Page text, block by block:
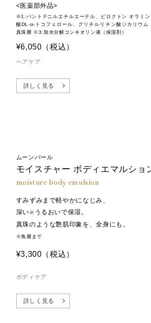
<医薬部外品>
※1:パントテニルエチルエーテル、ピロクトン オラミン
酸DL-α-トコフェロール、グリチルリチン酸ジカリウ
真珠層 ※3:加水分解コンキオリン液（保湿剤）
ヘアケア
¥6,050 （税込）
詳しく見る
ムーンパール
モイスチャー ボディエマルショ
moisture body emulsion
すみずみまで軽やかになじみ、
深い※ うるおいで保湿。
真珠のような艶肌印象を、全身にも。
※角層まで
ボディケア
¥3,300 （税込）
詳しく見る